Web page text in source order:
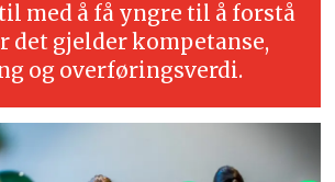
med å få yngre til å forstå
det gjelder kompetanse,
og overføringsverdi.